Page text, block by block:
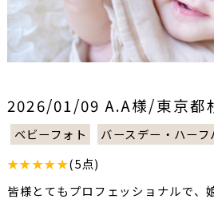
2026/01/09 A.A様/東京都
ベビーフォト
バースデー・ハーフ
★★★★★(5点)
皆様とてもプロフェッショナルで、